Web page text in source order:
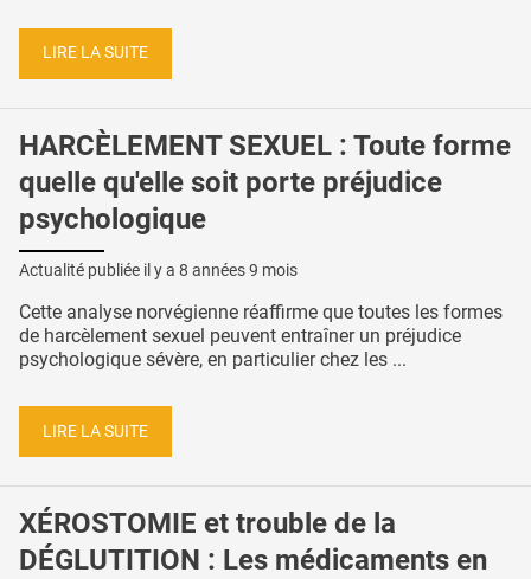
LIRE LA SUITE
HARCÈLEMENT SEXUEL : Toute forme
quelle qu'elle soit porte préjudice
psychologique
Actualité publiée il y a 8 années 9 mois
Cette analyse norvégienne réaffirme que toutes les formes
de harcèlement sexuel peuvent entraîner un préjudice
psychologique sévère, en particulier chez les ...
LIRE LA SUITE
XÉROSTOMIE et trouble de la
DÉGLUTITION : Les médicaments en